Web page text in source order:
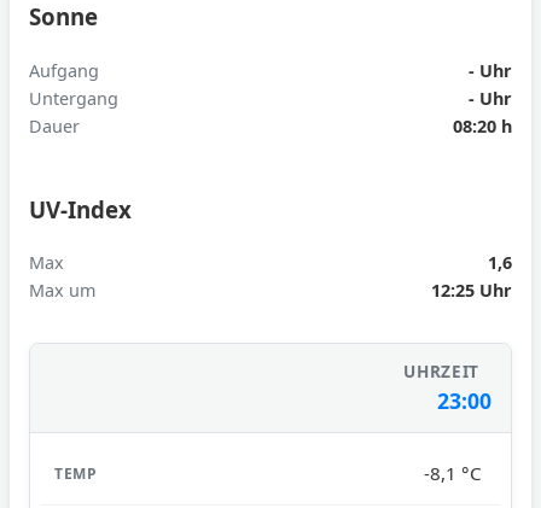
Sonne
Aufgang
- Uhr
Untergang
- Uhr
Dauer
08:20 h
UV-Index
Max
1,6
Max um
12:25 Uhr
23:00
-8,1 °C